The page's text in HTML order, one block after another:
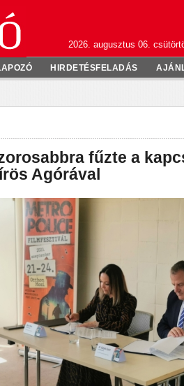
2026. augusztus 06.
HIRDETÉSFELADÁS
fűzte a
Agórával